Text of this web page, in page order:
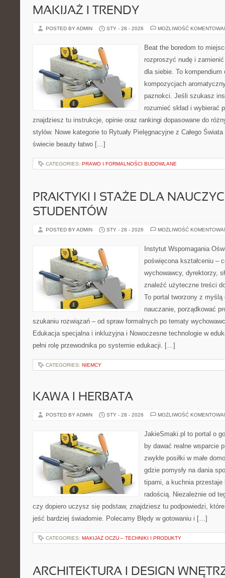
MAKIJAŻ I TRENDY
POSTED BY ADMIN STY - 28 - 2026 MOŻLIWOŚĆ
Beat the boredom to
rozproszyć nudę i
dla siebie. To kompendium
kompozycjach
paznokci. Jeśli szukasz
rozumieć skład i wybierać
znajdziesz tu instrukcje, opinie oraz rankingi dopasowane do
stylów. Nowe kategorie to Rytuały Pielęgnacyjne z Całego
świecie beauty łatwo […]
CATEGORIES: PRAWO I FORMALNOŚCI BUDOWLANE
PRAKTYKI I STAŻE DLA
STUDENTÓW
POSTED BY ADMIN STY - 28 - 2026 MOŻLIWOŚĆ
Instytut Wspomagania
poświęcona kształceniu –
wychowawcy, dyrektorzy,
znaleźć użyteczne treści
To portal tworzony z myślą
nauczanie, porządkować
szukaniu rozwiązań – od spraw formalnych po tematy
Edukacja specjalna i inkluzyjna i Nowoczesne technologie w
pełni rolę przewodnika po systemie edukacji. […]
CATEGORIES: NIEMCY
KAWA I HERBATA
POSTED BY ADMIN STY - 28 - 2026 MOŻLIWOŚĆ
JakieSmaki.pl to portal o
by dawać realne wsparcie
zwykłe posiłki w małe
gdzie pomysły na dania
tipami, a kuchnia
radością. Niezależnie od
czy dopiero uczysz się podstaw, znajdziesz tu podpowiedzi,
jeść bardziej świadomie. Polecamy Błędy w gotowaniu i […]
CATEGORIES: MAKIJAŻ OCZU – TECHNIKI I PRODUKTY
ARCHITEKTURA I DESIGN